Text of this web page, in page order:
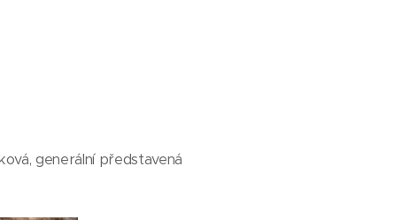
generální představená